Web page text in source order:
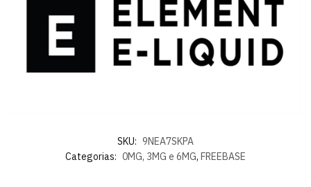
SKU: 9NEA7SKPA
Categorias: 0MG, 3MG e 6MG, FREEBASE